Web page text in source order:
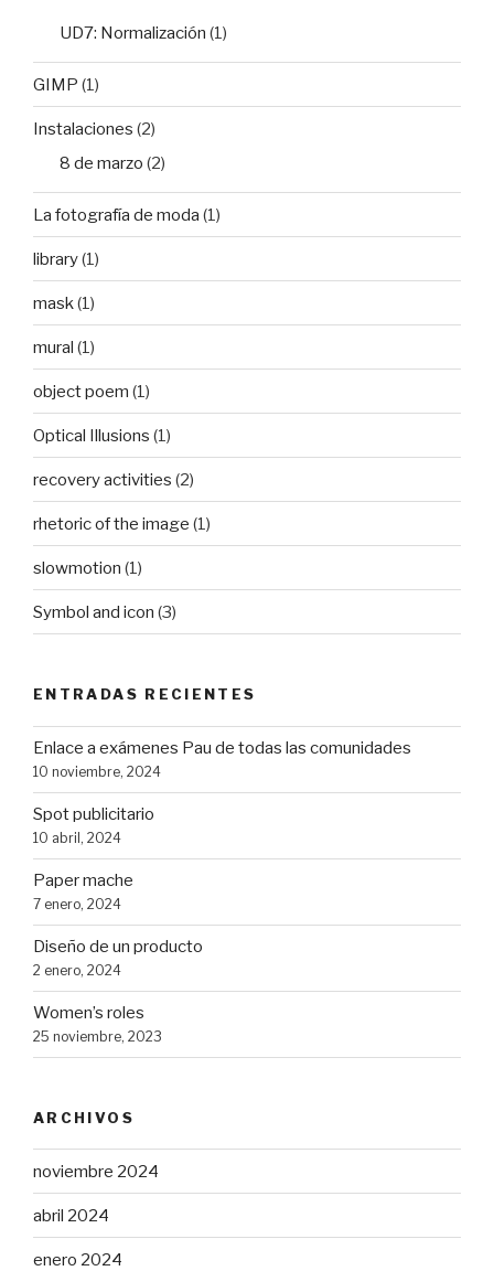
UD7: Normalización (1)
GIMP (1)
Instalaciones (2)
8 de marzo (2)
La fotografía de moda (1)
library(1)
mask (1)
mural (1)
object poem (1)
Optical Illusions (1)
recovery activities (2)
rhetoric of the image (1)
slowmotion (1)
Symbol and icon (3)
ENTRADAS RECIENTES
Enlace a exámenes Pau de todas las comunidades
10 noviembre, 2024
Spot publicitario
10 abril, 2024
Paper mache
7 enero, 2024
Diseño de un producto
2 enero, 2024
Women’s roles
25 noviembre, 2023
ARCHIVOS
noviembre 2024
abril 2024
enero 2024